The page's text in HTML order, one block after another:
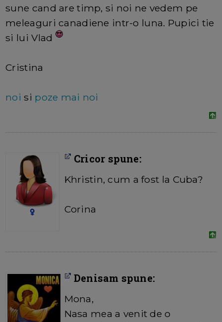
sune cand are timp, si noi ne vedem pe
meleaguri canadiene intr-o luna. Pupici tie
si lui Vlad
Cristina
noi si poze mai noi
Cricor spune:
Khristin, cum a fost la Cuba?
Corina
Denisam spune:
Mona,
Nasa mea a venit de o